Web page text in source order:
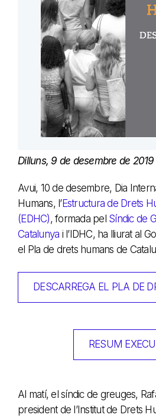
Dilluns, 9 de desembre de 2019
Avui, 10 de desembre, Dia
Humans, l’Estructura de Drets
(EDHC), formada pel Síndic de
Catalunya i l’IDHC, ha lliurat al
el Pla de drets humans de
DESCARREGA EL PLA DE
RESUM
Al matí, el síndic de greuges,
president de l’Institut de Drets